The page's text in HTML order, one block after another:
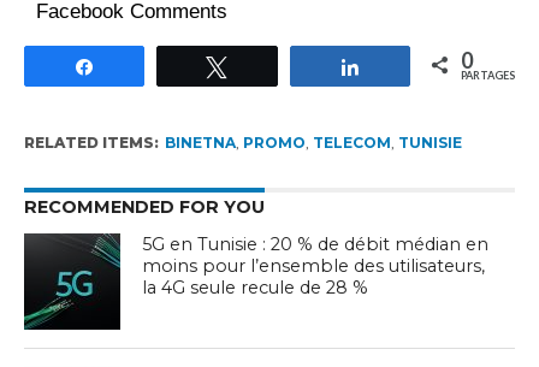
Facebook Comments
Partagez 0
PARTAGES
RELATED ITEMS: BINETNA, PROMO, TELECOM, TUNISIE
RECOMMENDED FOR YOU
5G en Tunisie : 20 % de débit médian en
moins pour l’ensemble des utilisateurs,
la 4G seule recule de 28 %